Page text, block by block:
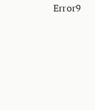
Error9